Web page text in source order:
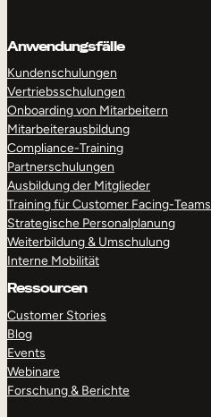
Anwendungsfälle
Kundenschulungen
Vertriebsschulungen
Onboarding von Mitarbeitern
Mitarbeiterausbildung
Compliance-Training
Partnerschulungen
Ausbildung der Mitglieder
Training für Customer Facing-Teams
Strategische Personalplanung
Weiterbildung & Umschulung
Interne Mobilität
Ressourcen
Customer Stories
Blog
Events
Webinare
Forschung & Berichte